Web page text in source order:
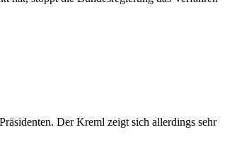
Der Kreml zeigt sich allerdings sehr